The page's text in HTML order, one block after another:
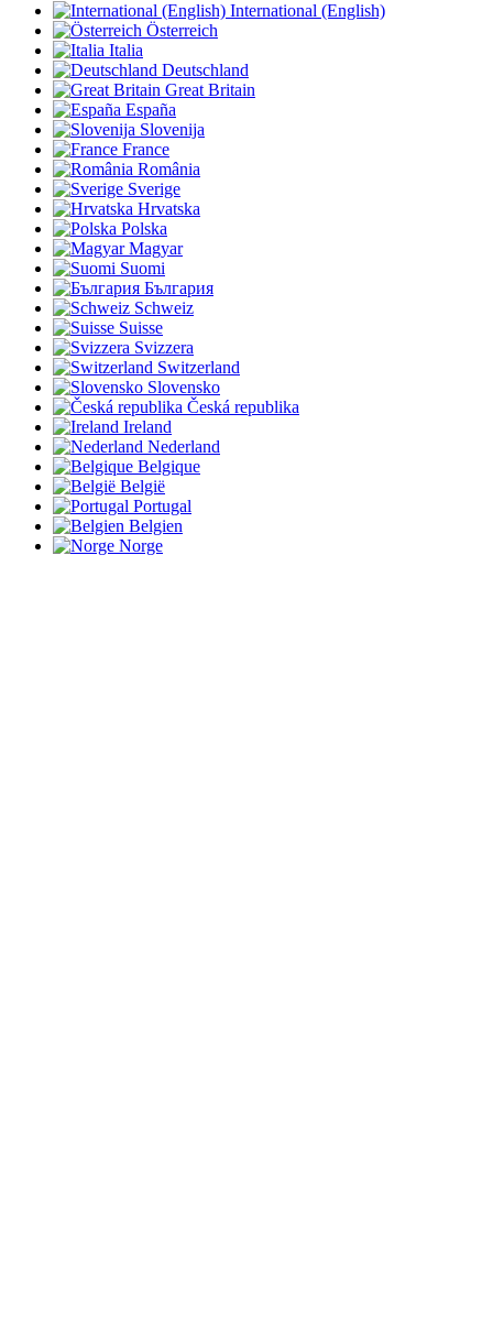
International (English)
Österreich
Italia
Deutschland
Great Britain
España
Slovenija
France
România
Sverige
Hrvatska
Polska
Magyar
Suomi
България
Schweiz
Suisse
Svizzera
Switzerland
Slovensko
Česká republika
Ireland
Nederland
Belgique
België
Portugal
Belgien
Norge